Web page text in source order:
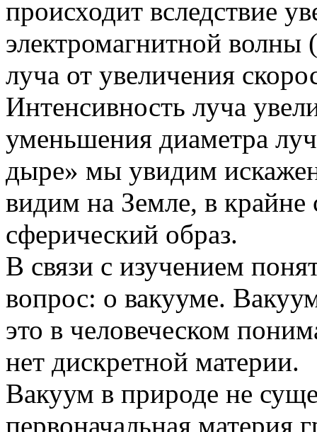
происходит вследствие
электромагнитной
луча от увеличения
Интенсивность луча
уменьшения диаметра
дыре» мы увидим
видим на Земле, в крайне
сферический образ.
В связи с изучением
вопрос: о вакууме.
это в человеческом
нет дискретной материи.
Вакуум в природе не
первоначальная материя